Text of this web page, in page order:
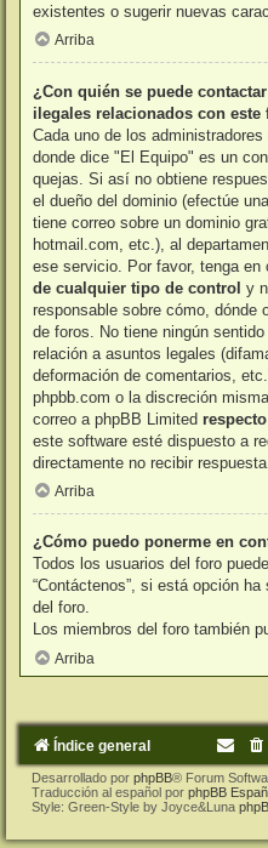
existentes o sugerir nuevas
Arriba
¿Con quién se puede
ilegales relacionados con este
Cada uno de los
donde dice "El Equipo" es un
quejas. Si así no obtiene
el dueño del dominio (efectúe una
tiene correo sobre un dominio
hotmail.com, etc.), al
ese servicio. Por favor, tenga en
de cualquier tipo de control y
responsable sobre cómo, dónde
de foros. No tiene ningún
relación a asuntos legales
deformación de comentarios,
phpbb.com o la discreción
correo a phpBB Limited
este software esté dispuesto a
directamente no recibir respuesta.
Arriba
¿Cómo puedo ponerme en
Todos los usuarios del foro
“Contáctenos”, si está opción
del foro.
Los miembros del foro también
Arriba
Índice general
Desarrollado por phpBB® Forum
Traducción al español por phpBB
Style: Green-Style by Joyce&Luna